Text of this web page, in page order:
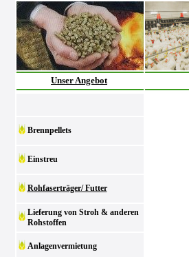
Unser Angebot
Brennpellets
Einstreu
Rohfaserträger/ Futter
Lieferung von Stroh & anderen
Rohstoffen
Anlagenvermietung